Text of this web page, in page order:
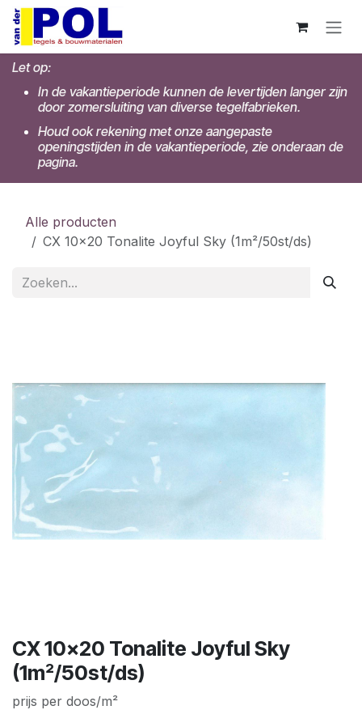
Overslaan naar inhoud
Let op:
In de vakantieperiode kunnen de levertijden langer zijn
door zomersluiting van diverse tegelfabrieken.
Houd ook rekening met onze aangepaste
openingstijden in de vakantieperiode, zie onderaan de
pagina.
Alle producten
CX 10x20 Tonalite Joyful Sky (1m²/50st/ds)
CX 10x20 Tonalite Joyful Sky
(1m²/50st/ds)
prijs per doos/m²